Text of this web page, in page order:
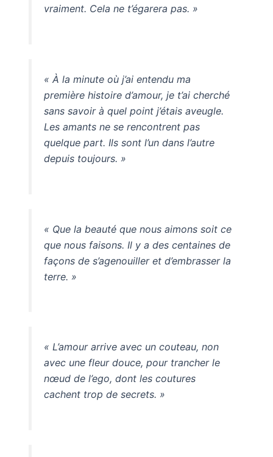
vraiment. Cela ne t’égarera pas. »
« À la minute où j’ai entendu ma
première histoire d’amour, je t’ai cherché
sans savoir à quel point j’étais aveugle.
Les amants ne se rencontrent pas
quelque part. Ils sont l’un dans l’autre
depuis toujours. »
« Que la beauté que nous aimons soit ce
que nous faisons. Il y a des centaines de
façons de s’agenouiller et d’embrasser la
terre. »
« L’amour arrive avec un couteau, non
avec une fleur douce, pour trancher le
nœud de l’ego, dont les coutures
cachent trop de secrets. »